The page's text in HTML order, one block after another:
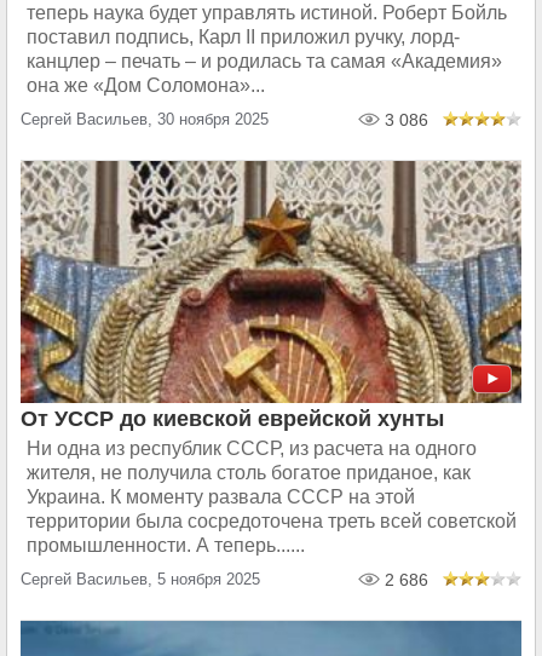
теперь наука будет управлять истиной. Роберт Бойль
поставил подпись, Карл II приложил ручку, лорд-
канцлер – печать – и родилась та самая «Академия»
она же «Дом Соломона»...
Сергей Васильев, 30 ноября 2025 3 086
От УССР до киевской еврейской хунты
Ни одна из республик СССР, из расчета на одного
жителя, не получила столь богатое приданое, как
Украина. К моменту развала СССР на этой
территории была сосредоточена треть всей советской
промышленности. А теперь......
Сергей Васильев, 5 ноября 2025 2 686